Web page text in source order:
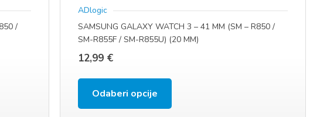
/
ADlogic
SAMSUNG GALAXY WATCH 3 – 41 MM (SM – R850 /
SM-R855F / SM-R855U) (20 MM)
12,99 €
Odaberi opcije
proizvod